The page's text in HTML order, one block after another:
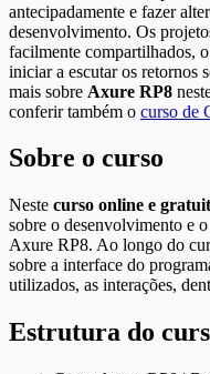
antecipadamente e fazer
desenvolvimento. Os
facilmente compartilhados,
iniciar a escutar os retornos
mais sobre Axure RP8
conferir também o curso de
Sobre o curso
Neste curso online e
sobre o desenvolvimento e
Axure RP8. Ao longo do
sobre a interface do
utilizados, as interações,
Estrutura do